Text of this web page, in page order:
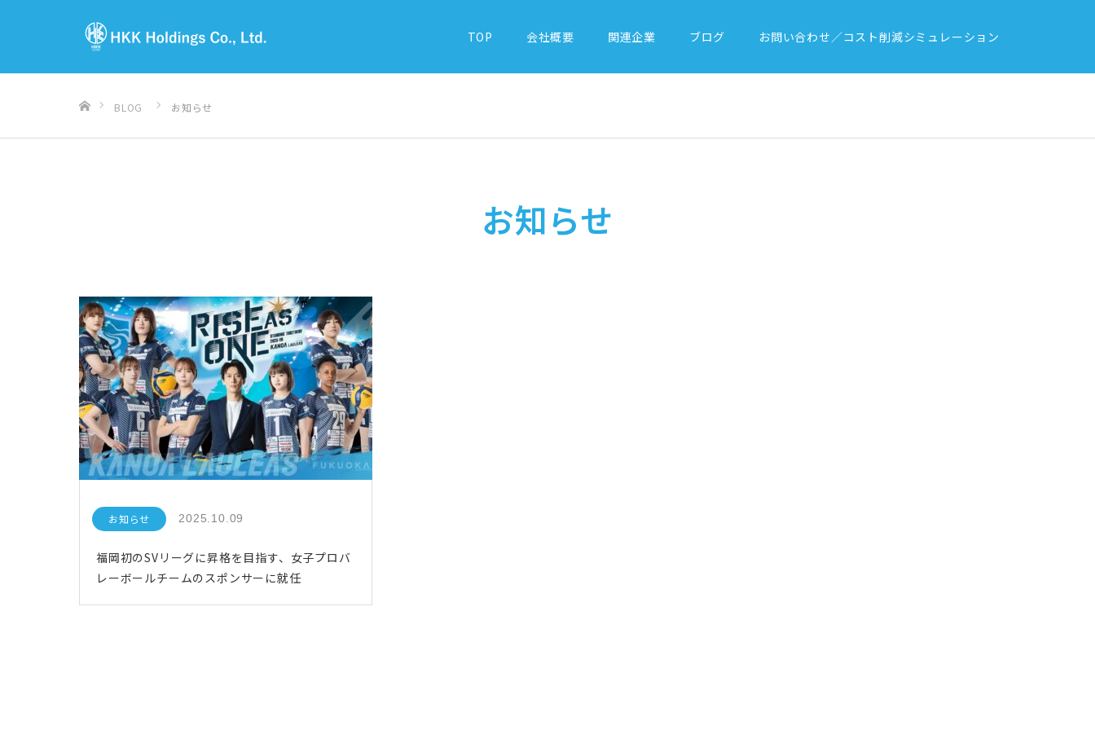
TOP 会社概要 関連企業 ブログ お問い合わせ／コスト削減シミュレーション
BLOG
お知らせ
お知らせ
お知らせ 2025.10.09
福岡初のSVリーグに昇格を目指す、女子プロバ
レーボールチームのスポンサーに就任